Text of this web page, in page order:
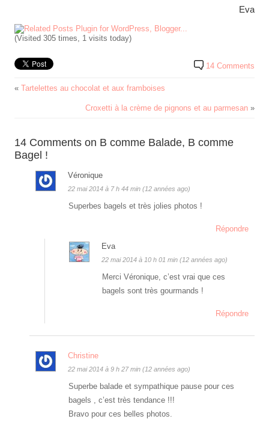
Eva
(Visited 305 times, 1 visits today)
14 Comments
« Tartelettes au chocolat et aux framboises
Croxetti à la crème de pignons et au parmesan »
14 Comments on B comme Balade, B comme
Bagel !
Véronique
22 mai 2014 à 7 h 44 min (12 années ago)
Superbes bagels et très jolies photos !
Répondre
Eva
22 mai 2014 à 10 h 01 min (12 années ago)
Merci Véronique, c’est vrai que ces
bagels sont très gourmands !
Répondre
Christine
22 mai 2014 à 9 h 27 min (12 années ago)
Superbe balade et sympathique pause pour ces
bagels , c’est très tendance !!!
Bravo pour ces belles photos.